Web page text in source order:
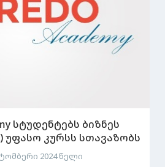
სტუდენტებს ბიზნეს
უფასო კურსს სთავაზობს
2024 წელი